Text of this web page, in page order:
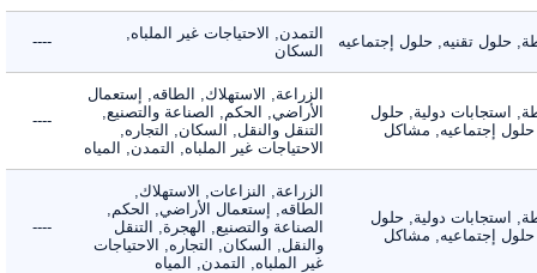
حلول تقنيه, حلول إجتماعيه
التمدن, الاحتياجات غير الملباه,
السكان
----
استجابات دولية, حلول
إجتماعيه, مشاكل
الزراعة, الاستهلاك, الطاقه, إستعمال
الأراضي, الحكم, الصناعة والتصنيع,
التنقل والنقل, السكان, التجاره,
الاحتياجات غير الملباه, التمدن, المياه
----
استجابات دولية, حلول
إجتماعيه, مشاكل
الزراعة, النزاعات, الاستهلاك,
الطاقه, إستعمال الأراضي, الحكم,
الصناعة والتصنيع, الهجرة, التنقل
والنقل, السكان, التجاره, الاحتياجات
غير الملباه, التمدن, المياه
----